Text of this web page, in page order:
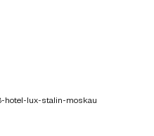
hotel-lux-stalin-moskau